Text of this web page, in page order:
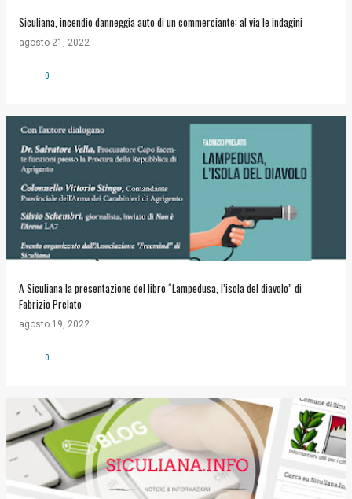
Siculiana, incendio danneggia auto di un commerciante: al via le indagini
agosto 21, 2022
0
A Siculiana la presentazione del libro “Lampedusa, l’isola del diavolo” di
Fabrizio Prelato
agosto 19, 2022
0